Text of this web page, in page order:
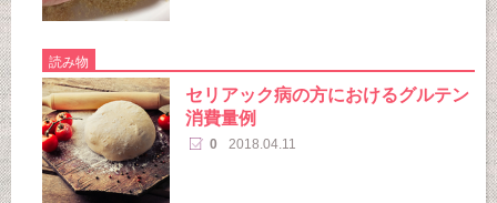
読み物
セリアック病の方におけるグルテン
消費量例
0 2018.04.11